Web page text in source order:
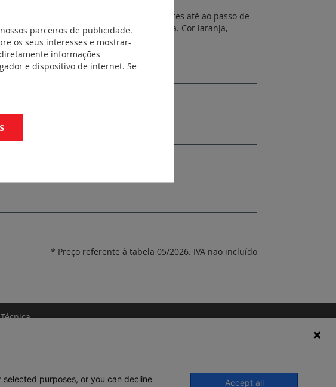
ligação equipotencial alternada por pentes até ao passo de
ou por mini-seccionador com ferramenta. Cor laranja,
* Preço referente à tabela 05/2026. IVA não incluído
parceiros de publicidade.
os seus interesses e mostrar-
informações
e dispositivo de internet. Se
purposes, or you can decline
Accept all